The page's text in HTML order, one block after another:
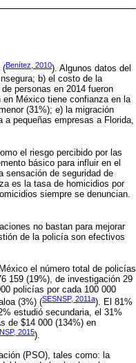
(Benítez, 2010). Algunos datos del
b) el costo de la
personas en 2014 fueron
México tiene confianza en la
(31%); e) la migración
a pequeñas empresas a Florida,
el riesgo percibido por las
básico para influir en el
sensación de seguridad de
es la tasa de homicidios por
siempre se denuncian.
no bastan para mejorar
de la policía son efectivos
el número total de policías
159 (19%), de investigación 29
policías por cada 100 000
(3%) (SESNSP, 2011a). El 81%
estudió secundaria, el 31%
de $14 000 (134%) en
2015).
(PSO), tales como: la